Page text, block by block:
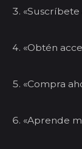
«Obtén
«Compra
«Aprende